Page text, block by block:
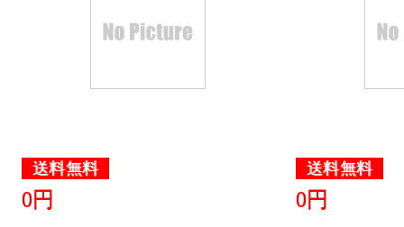
送料無料
0円
送料無料
0円